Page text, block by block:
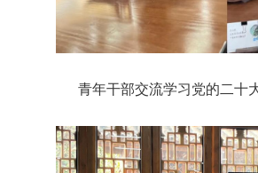
青年干部交流学习党的二十